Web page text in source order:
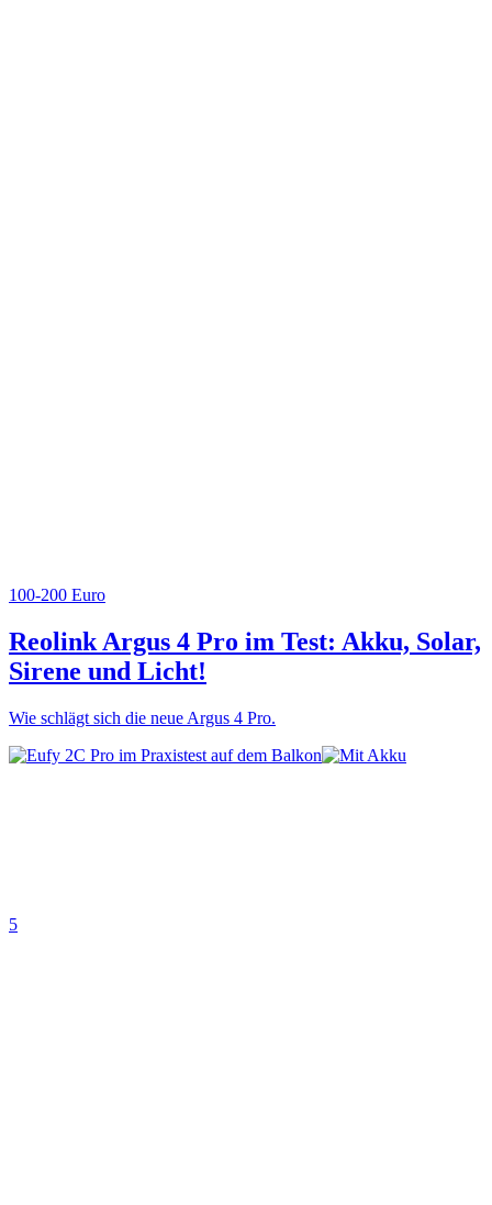
100-200 Euro
Reolink Argus 4 Pro im Test: Akku, Solar,
Sirene und Licht!
Wie schlägt sich die neue Argus 4 Pro.
5